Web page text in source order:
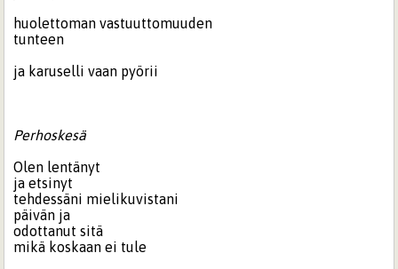
huolettoman vastuuttomuuden
tunteen
ja karuselli vaan pyörii
Perhoskesä
Olen lentänyt
ja etsinyt
tehdessäni mielikuvistani
päivän ja
odottanut sitä
mikä koskaan ei tule